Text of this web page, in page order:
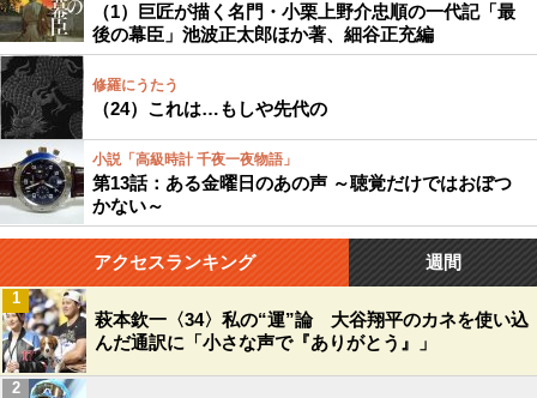
（1）巨匠が描く名門・小栗上野介忠順の一代記「最
後の幕臣」池波正太郎ほか著、細谷正充編
修羅にうたう
（24）これは…もしや先代の
小説「高級時計 千夜一夜物語」
第13話：ある金曜日のあの声 ～聴覚だけではおぼつ
かない～
アクセスランキング 週間
萩本欽一〈34〉私の“運”論 大谷翔平のカネを使い込
んだ通訳に「小さな声で『ありがとう』」
1
2